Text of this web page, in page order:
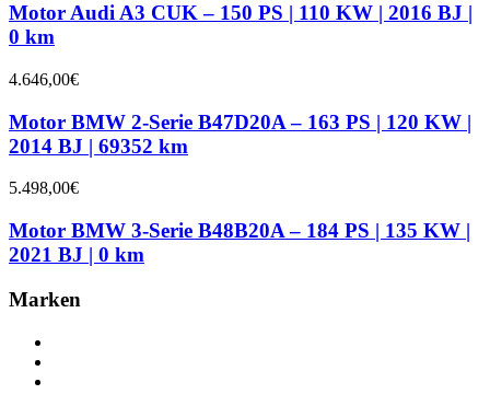
Motor Audi A3 CUK – 150 PS | 110 KW | 2016 BJ |
0 km
4.646,00€
Motor BMW 2-Serie B47D20A – 163 PS | 120 KW |
2014 BJ | 69352 km
5.498,00€
Motor BMW 3-Serie B48B20A – 184 PS | 135 KW |
2021 BJ | 0 km
Marken